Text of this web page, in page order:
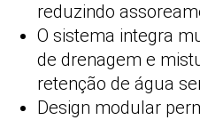
reduzindo
O sistema integra
de drenagem e
retenção de água
Design modular